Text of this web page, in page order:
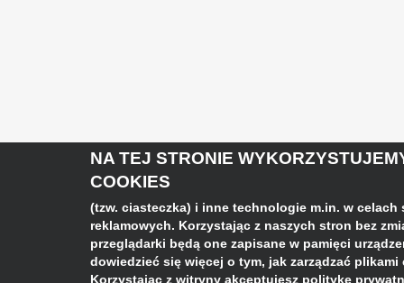
NA TEJ STRONIE
COOKIES
(tzw. ciasteczka) i inne technologie m.in. w
reklamowych. Korzystając z naszych stron bez
przeglądarki będą one zapisane w pamięci
dowiedzieć się więcej o tym, jak zarządzać plikami
Korzystając z witryny akceptujesz politykę